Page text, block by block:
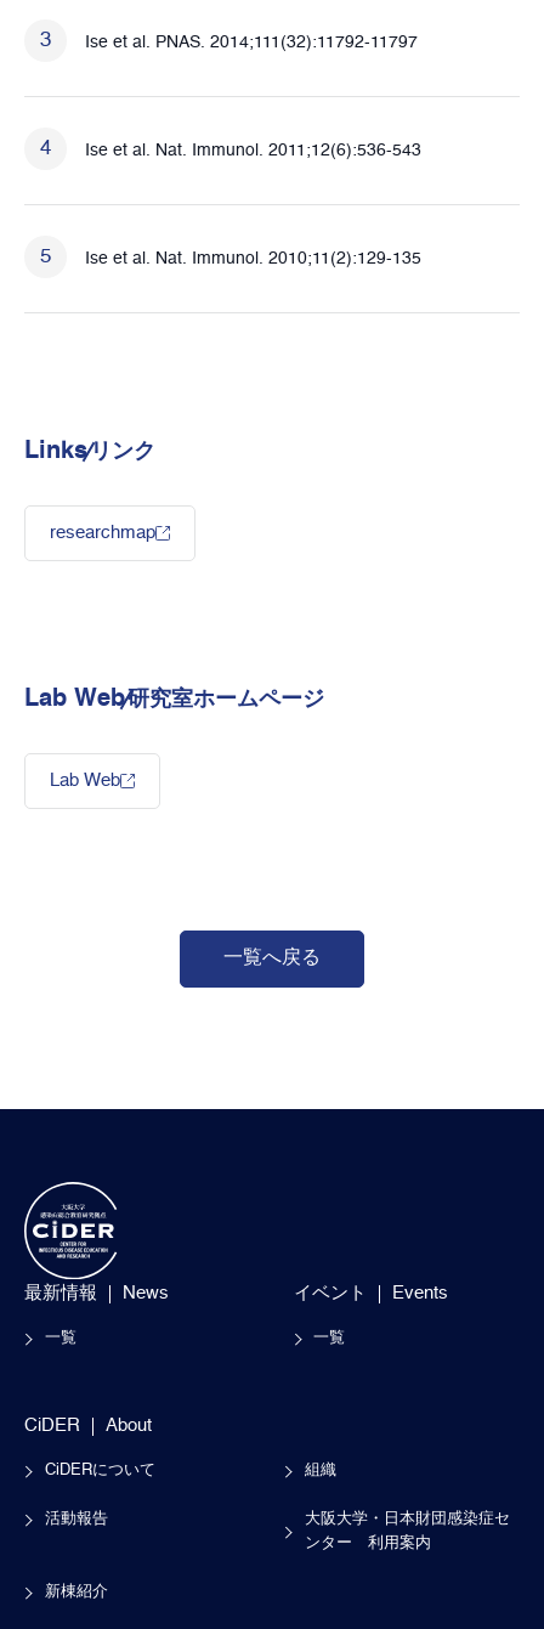
Ise et al. PNAS. 2014;111(32):11792-11797
Ise et al. Nat. Immunol. 2011;12(6):536-543
Ise et al. Nat. Immunol. 2010;11(2):129-135
Linksリンク
researchmap
Lab Web研究室ホームページ
Lab Web
一覧へ戻る
最新情報 News
一覧
イベント Events
一覧
CiDER About
CiDERについて 組織
活動報告
大阪大学・日本財団感染症セ
ンター 利用案内
新棟紹介